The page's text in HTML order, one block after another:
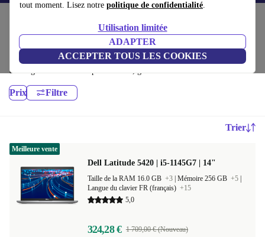
tout moment. Lisez notre politique de confidentialité.
Utilisation limitée
ADAPTER
ACCEPTER TOUS LES COOKIES
Ordinateurs portables Dell:
Ordinateurs portables Dell reconditionnés de haute qualité et à prix
avantageux. Le choix le plus durable, garanti 12 mois minimum
Prix Filtre
Trier
Dell Latitude 5420 | i5-1145G7 | 14"
Taille de la RAM 16.0 GB +3 Mémoire 256 GB +5
Langue du clavier FR (français) +15
5,0
324,28 € 1 709,00 € (Nouveau)
Meilleure vente